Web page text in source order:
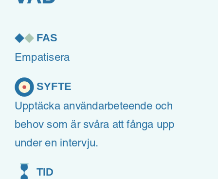
FAS
Empatisera
SYFTE
Upptäcka användarbeteende och
behov som är svåra att fånga upp
under en intervju.
TID